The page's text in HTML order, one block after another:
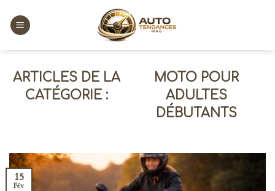
content
MOTO POUR
ADULTES
DÉBUTANTS
15
Fév